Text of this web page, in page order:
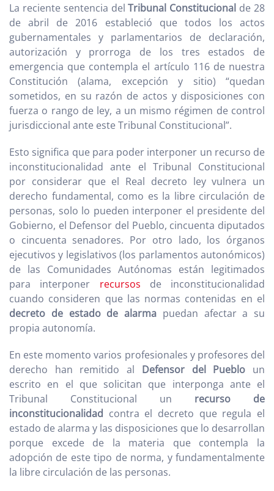
La reciente sentencia delTribunal Constitucional de 28
de abril de 2016 estableció que todos los actos
gubernamentales y parlamentarios de declaración,
autorización y prorroga de los tres estados de
emergencia que contempla el artículo 116 de nuestra
Constitución (alama, excepción y sitio) “quedan
sometidos, en su razón de actos y disposiciones con
fuerza o rango de ley, a un mismo régimen de control
jurisdiccional ante este Tribunal Constitucional”.
Esto significa que para poder interponer un recurso de
inconstitucionalidad ante el Tribunal Constitucional
por considerar que el Real decreto ley vulnera un
derecho fundamental, como es la libre circulación de
personas, solo lo pueden interponer el presidente del
Gobierno, el Defensor del Pueblo, cincuenta diputados
o cincuenta senadores. Por otro lado, los órganos
ejecutivos y legislativos (los parlamentos autonómicos)
de las Comunidades Autónomas están legitimados
para interponer recursos de inconstitucionalidad
cuando consideren que las normas contenidas en el
decreto de estado de alarma puedan afectar a su
propia autonomía.
En este momento varios profesionales y profesores del
derecho han remitido al Defensor del Pueblo un
escrito en el que solicitan que interponga ante el
Tribunal Constitucional un recurso de
inconstitucionalidad contra el decreto que regula el
estado de alarma y las disposiciones que lo desarrollan
porque excede de la materia que contempla la
adopción de este tipo de norma, y fundamentalmente
la libre circulación de las personas.